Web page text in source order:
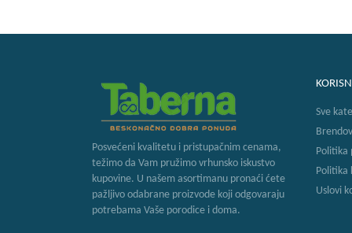
Posvećeni kvalitetu i pristupačnim cenama,
težimo da Vam pružimo vrhunsko iskustvo
kupovine. U našem asortimanu pronaći ćete
pažljivo odabrane proizvode koji odgovaraju
potrebama Vaše porodice i doma.
Sve
Politika
Politika
Uslovi